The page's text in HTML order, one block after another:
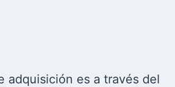
adquisición es a través del